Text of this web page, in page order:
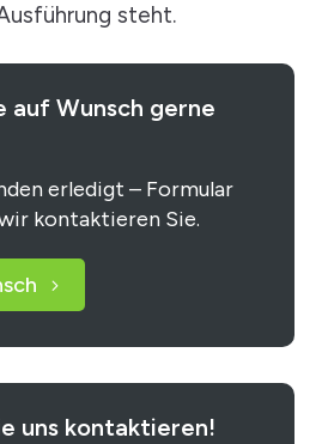
steht.
auf Wunsch gerne
erledigt – Formular
kontaktieren Sie.
uns kontaktieren!